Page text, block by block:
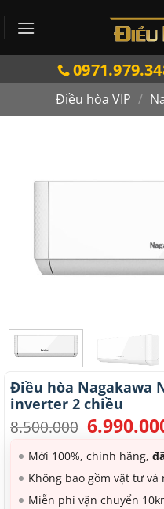
qua
Điều hòa VIP /
Điều hòa Nagakawa
inverter 2 chiều
8.500.000 Giá
gốc
là:
8.500.000.
Mới 100%, chính hãng,
Không bao gồm vật tư và
Miễn phí vận chuyển